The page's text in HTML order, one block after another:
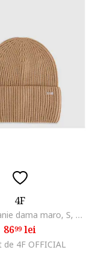
4F
Caciula beanie dama maro, S, material din viscoza
8699lei
de 4F OFFICIAL